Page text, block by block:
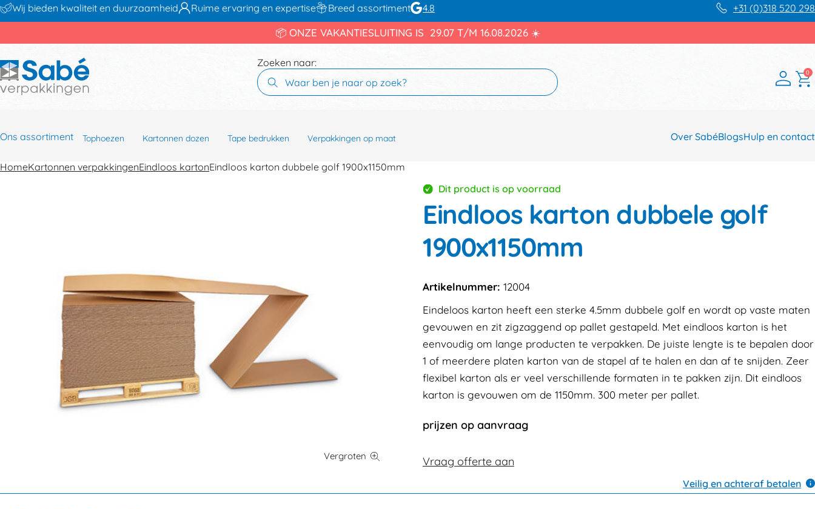
Wij bieden kwaliteit en duurzaamheid Ruime ervaring en expertise Breed assortiment 4.8 +31 (0)318 520 298
📦 ONZE VAKANTIESLUITING IS 29.07 T/M 16.08.2026 ☀️
Zoeken naar:
0
Ons assortiment Over SabéBlogsHulp en contact
Tophoezen Kartonnen dozen Tape bedrukken Verpakkingen op maat
HomeKartonnen verpakkingenEindloos kartonEindloos karton dubbele golf 1900x1150mm
Dit product is op voorraad
Eindloos karton dubbele golf
1900x1150mm
Artikelnummer: 12004
Eindeloos karton heeft een sterke 4.5mm dubbele golf en wordt op vaste maten
gevouwen en zit zigzaggend op pallet gestapeld. Met eindloos karton is het
eenvoudig om lange producten te verpakken. De juiste lengte is te bepalen door
1 of meerdere platen karton van de stapel af te halen en dan af te snijden. Zeer
flexibel karton als er veel verschillende formaten in te pakken zijn. Dit eindloos
karton is gevouwen om de 1150mm. 300 meter per pallet.
prijzen op aanvraag
Vraag offerte aan
Veilig en achteraf betalen